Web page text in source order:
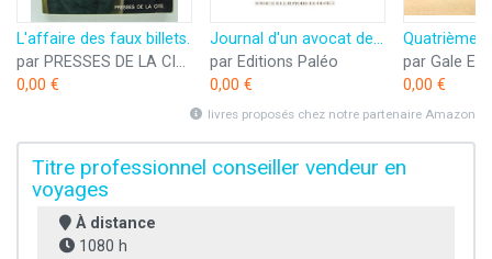
L'affaire des faux billets.
par PRESSES DE LA CITE
0,00 €
Journal d'un avocat de Paris: Tome 11, L'Affaire des billets de confession (1753-1755)
par Editions Paléo
0,00 €
0,00 €
livres proposés chez notre partenaire Amazon
Titre professionnel conseiller vendeur en
voyages
À distance
1080 h